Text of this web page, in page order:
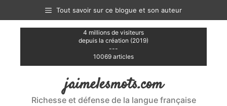
contenu
Tout savoir sur ce blogue et son auteur
4 millions de visiteurs
depuis la création (2019)
---
10069 articles
jaimelesmots.com
Richesse et défense de la langue française